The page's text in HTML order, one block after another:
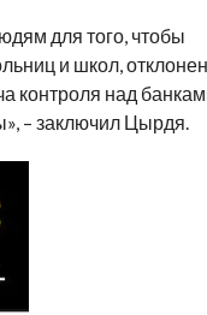
для того, чтобы
и школ,
контроля над
– заключил Цырдя.